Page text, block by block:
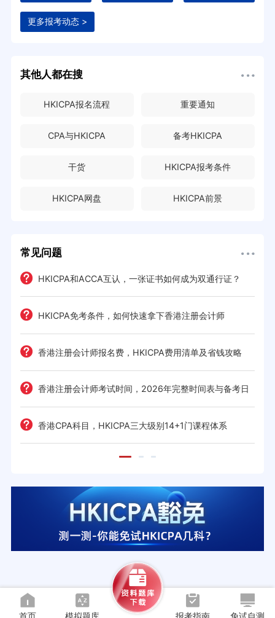
更多报考动态 >
其他人都在搜
HKICPA报名流程 重要通知
CPA与HKICPA 备考HKICPA
干货 HKICPA报考条件
HKICPA网盘 HKICPA前景
常见问题
HKICPA和ACCA互认，一张证书如何成为双通行证？
HKICPA免考条件，如何快速拿下香港注册会计师
香港注册会计师报名费，HKICPA费用清单及省钱攻略
香港注册会计师考试时间，2026年完整时间表与备考日
历 香港CPA科目，HKICPA三大级别14+1门课程体系
首页 模拟题库 报考指南 免试自测